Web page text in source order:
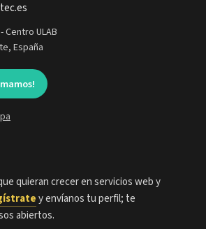
Centro ULAB
España
quieran crecer en servicios web y
y envíanos tu perfil; te
abiertos.